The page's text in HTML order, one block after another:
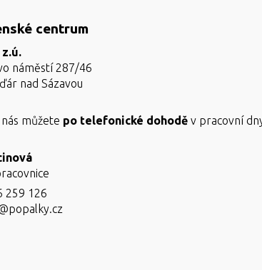
centrum
náměstí 287/46
nad Sázavou
můžete po telefonické dohodě v pracovní
259 126